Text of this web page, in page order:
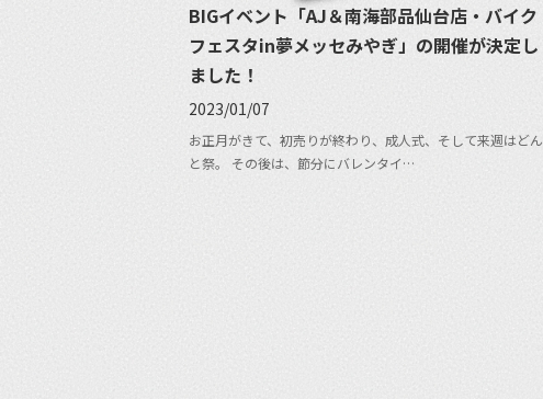
BIGイベント「AJ＆南海部品仙台店・バイク
フェスタin夢メッセみやぎ」の開催が決定し
ました！
2023/01/07
お正月がきて、初売りが終わり、成人式、そして来週はどん
と祭。 その後は、節分にバレンタイ…